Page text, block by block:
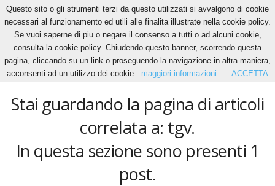
Home Tags Tgv
tgv
Stai guardando la pagina di articoli
correlata a: tgv.
In questa sezione sono presenti 1
post.
Questo sito o gli strumenti terzi da questo utilizzati si avvalgono di cookie
necessari al funzionamento ed utili alle finalita illustrate nella cookie policy.
Se vuoi saperne di piu o negare il consenso a tutti o ad alcuni cookie,
consulta la cookie policy. Chiudendo questo banner, scorrendo questa
pagina, cliccando su un link o proseguendo la navigazione in altra maniera,
acconsenti ad un utilizzo dei cookie.
maggiori informazioni ACCETTA